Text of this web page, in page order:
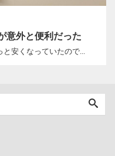
意外と便利だった
と安くなっていたので...